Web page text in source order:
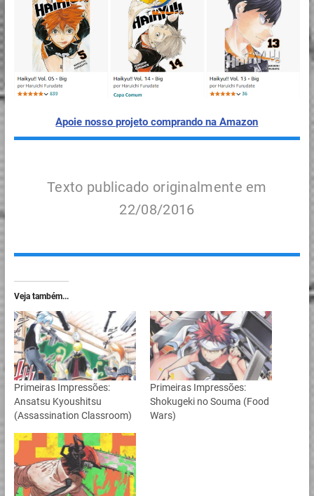
Apoie nosso projeto comprando na Amazon
Texto publicado originalmente em
22/08/2016
Veja também...
Primeiras Impressões:
Ansatsu Kyoushitsu
(Assassination Classroom)
Primeiras Impressões:
Shokugeki no Souma (Food
Wars)